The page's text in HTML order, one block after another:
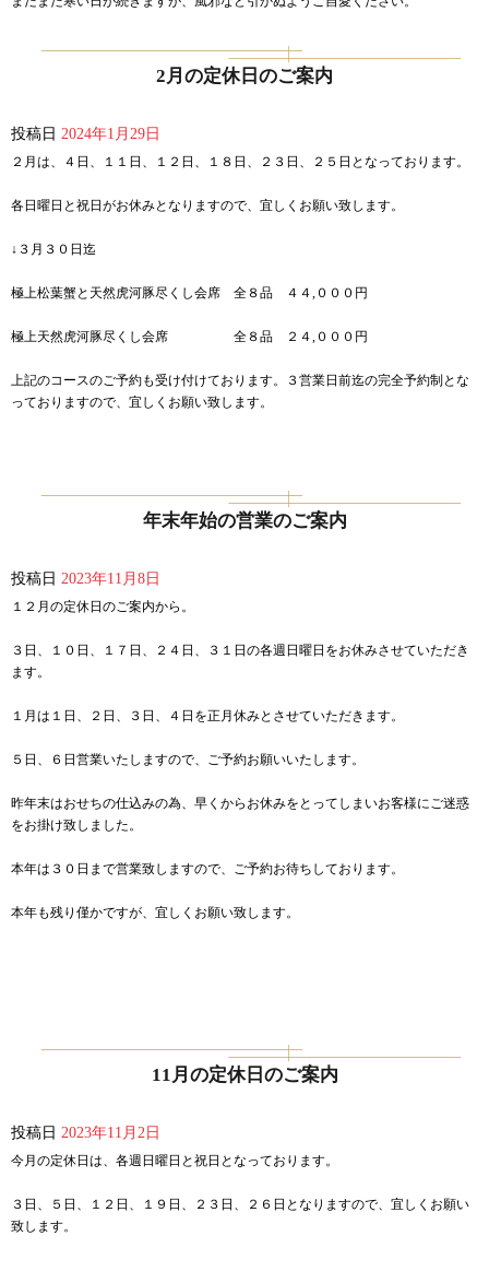
2月の定休日のご案内
投稿日 2024年1月29日
２月は、４日、１１日、１２日、１８日、２３日、２５日となっております。
各日曜日と祝日がお休みとなりますので、宜しくお願い致します。
↓３月３０日迄
極上松葉蟹と天然虎河豚尽くし会席 全８品 ４４,０００円
極上天然虎河豚尽くし会席 全８品 ２４,０００円
上記のコースのご予約も受け付けております。３営業日前迄の完全予約制とな
っておりますので、宜しくお願い致します。
年末年始の営業のご案内
投稿日 2023年11月8日
１２月の定休日のご案内から。
３日、１０日、１７日、２４日、３１日の各週日曜日をお休みさせていただき
ます。
１月は１日、２日、３日、４日を正月休みとさせていただきます。
５日、６日営業いたしますので、ご予約お願いいたします。
昨年末はおせちの仕込みの為、早くからお休みをとってしまいお客様にご迷惑
をお掛け致しました。
本年は３０日まで営業致しますので、ご予約お待ちしております。
本年も残り僅かですが、宜しくお願い致します。
11月の定休日のご案内
投稿日 2023年11月2日
今月の定休日は、各週日曜日と祝日となっております。
３日、５日、１２日、１９日、２３日、２６日となりますので、宜しくお願い
致します。